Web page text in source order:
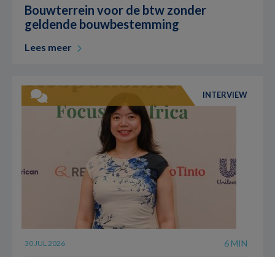
Bouwterrein voor de btw zonder
geldende bouwbestemming
Lees meer
INTERVIEW
30 JUL 2026 6 MIN